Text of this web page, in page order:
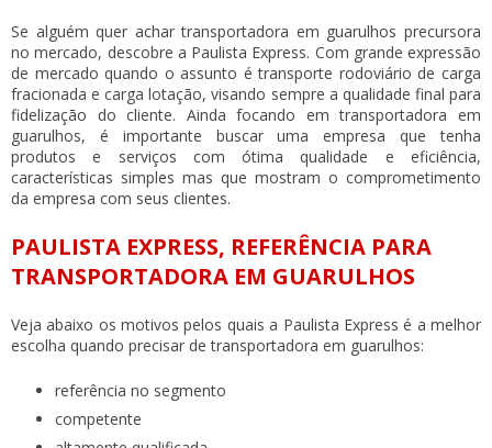
Se alguém quer achartransportadora em guarulhos precursora
no mercado, descobre a Paulista Express. Com grande expressão
de mercado quando o assunto é transporte rodoviário de carga
fracionada e carga lotação, visando sempre a qualidade final para
fidelização do cliente. Ainda focando emtransportadora em
guarulhos, é importante buscar uma empresa que tenha
produtos e serviços com ótima qualidade e eficiência,
características simples mas que mostram o comprometimento
da empresa com seus clientes.
PAULISTA EXPRESS, REFERÊNCIA PARA
TRANSPORTADORA EM GUARULHOS
Veja abaixo os motivos pelos quais a Paulista Express é a melhor
escolha quando precisar detransportadora em guarulhos:
referência no segmento
competente